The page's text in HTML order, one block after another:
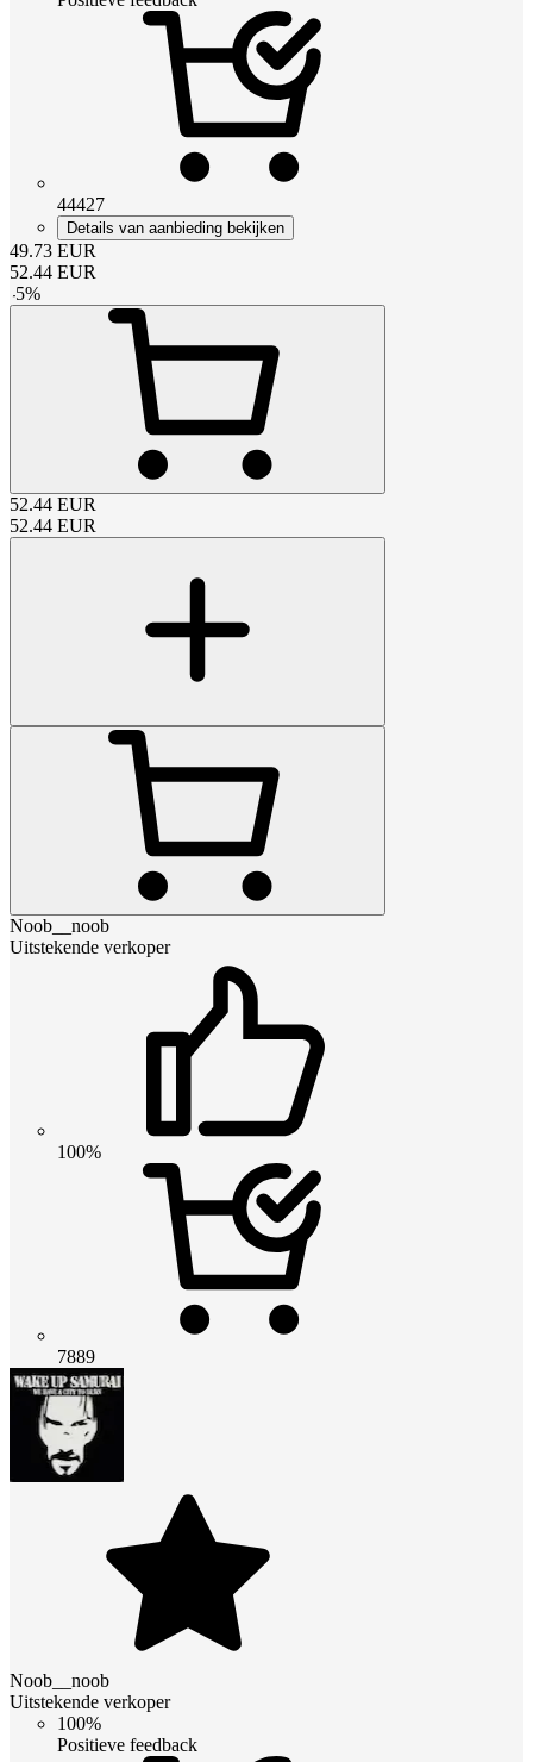
44427
Details van aanbieding bekijken
49.73 EUR
52.44 EUR
-5%
52.44 EUR
52.44 EUR
Noob__noob
Uitstekende verkoper
100%
7889
Noob__noob
Uitstekende verkoper
100%
Positieve feedback